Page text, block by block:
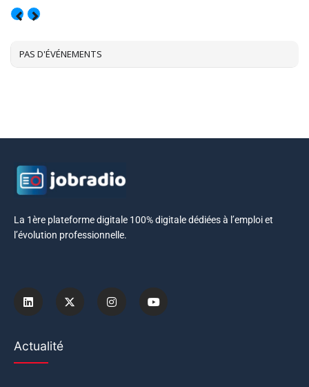
PAS D'ÉVÉNEMENTS
La 1ère plateforme digitale 100% digitale dédiées à l’emploi et
l’évolution professionnelle.
Actualité